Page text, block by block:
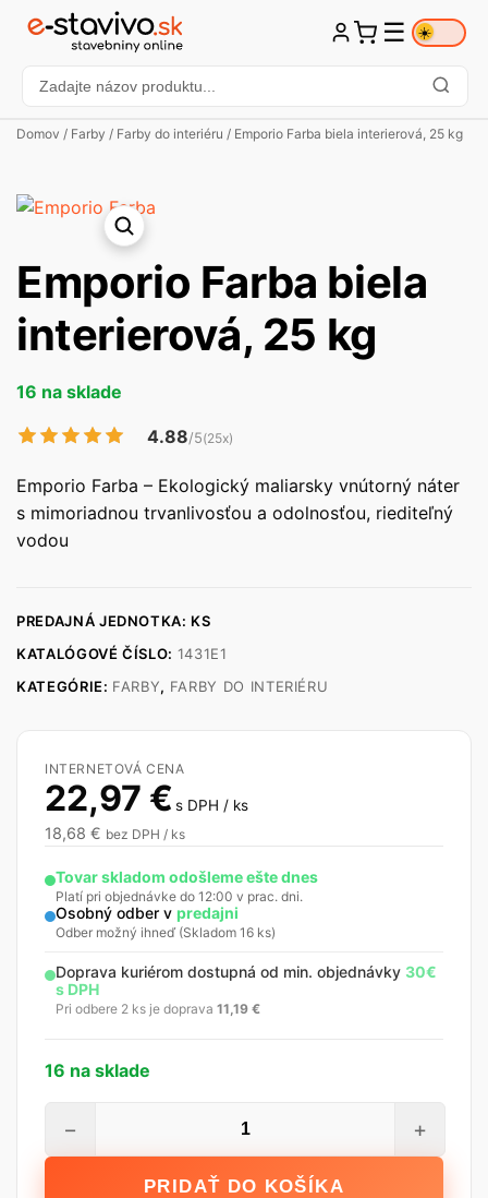
☰ ☀️
Domov / Farby / Farby do interiéru / Emporio Farba biela interierová, 25 kg
Emporio Farba biela
interierová, 25 kg
16 na sklade
4.88/5(25x)
Emporio Farba – Ekologický maliarsky vnútorný náter
s mimoriadnou trvanlivosťou a odolnosťou, riediteľný
vodou
PREDAJNÁ JEDNOTKA: KS
KATALÓGOVÉ ČÍSLO: 1431E1
KATEGÓRIE: FARBY, FARBY DO INTERIÉRU
INTERNETOVÁ CENA
22,97 € s DPH / ks
18,68 € bez DPH / ks
Tovar skladom odošleme ešte dnes
Platí pri objednávke do 12:00 v prac. dni.
Osobný odber v predajni
Odber možný ihneď (Skladom 16 ks)
Doprava kuriérom dostupná od min. objednávky 30€
s DPH
Pri odbere 2 ks je doprava 11,19 €
16 na sklade
− +
PRIDAŤ DO KOŠÍKA